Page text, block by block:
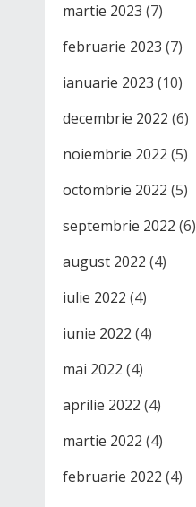
martie 2023 (7)
februarie 2023 (7)
ianuarie 2023 (10)
decembrie 2022 (6)
noiembrie 2022 (5)
octombrie 2022 (5)
septembrie 2022 (6)
august 2022 (4)
iulie 2022 (4)
iunie 2022 (4)
mai 2022 (4)
aprilie 2022 (4)
martie 2022 (4)
februarie 2022 (4)